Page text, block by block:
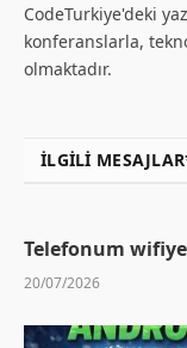
CodeTurkiye'deki
konferanslarla,
olmaktadır.
İLGILI
Telefonum
20/07/2026